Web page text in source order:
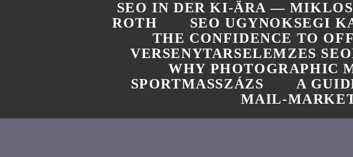
SEO IN DER KI-ÄRA —
ROTH
SEO UGYNOKSEGI
THE CONFIDENCE TO
VERSENYTARSELEMZES
WHY PHOTOGRAPHIC
SPORTMASSZÁZS
A
MAIL-